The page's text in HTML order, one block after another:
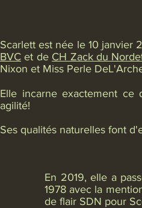
Scarlett est née le 10 janvier
BVC et de CH Zack du
Nixon et Miss Perle
Elle incarne exactement ce
agilité!
Ses qualités naturelles font
En 2019, elle a
1978 avec la
de flair SDN pour